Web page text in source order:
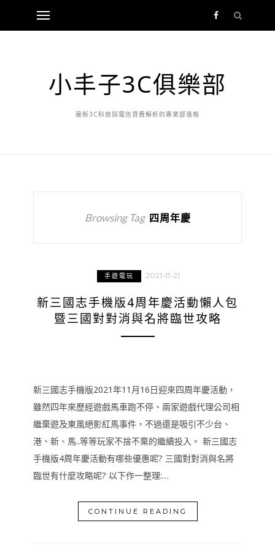
小丰子3C俱樂部
最新3C科技與電信資費解析的專業部落格
Browsing Tag 四周年慶
手遊電玩 2021-11-21
新三國志手機版4周年慶活動懶人包
暨三國對對消與名將臨世攻略
新三國志手機版2021年11月16日迎來四周年慶活動，
雖然四年來歷經遊戲馬車跑不停、兩家遊戲代理公司相
繼棄遊及東風絕影紅馬事件，不過還是吸引不少台、
港、新、馬..等等玩家不捨不棄的繼續投入。 新三國志
手機版4周年慶活動有哪些優惠呢? 三國對對消與名將
臨世有什麼攻略呢? 以下作一整理:…
CONTINUE READING